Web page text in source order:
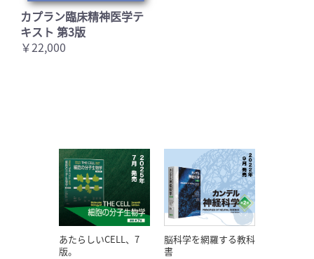
カプラン臨床精神医学テ
キスト 第3版
￥22,000
あたらしいCELL、7
版。
脳科学を網羅する教科
書